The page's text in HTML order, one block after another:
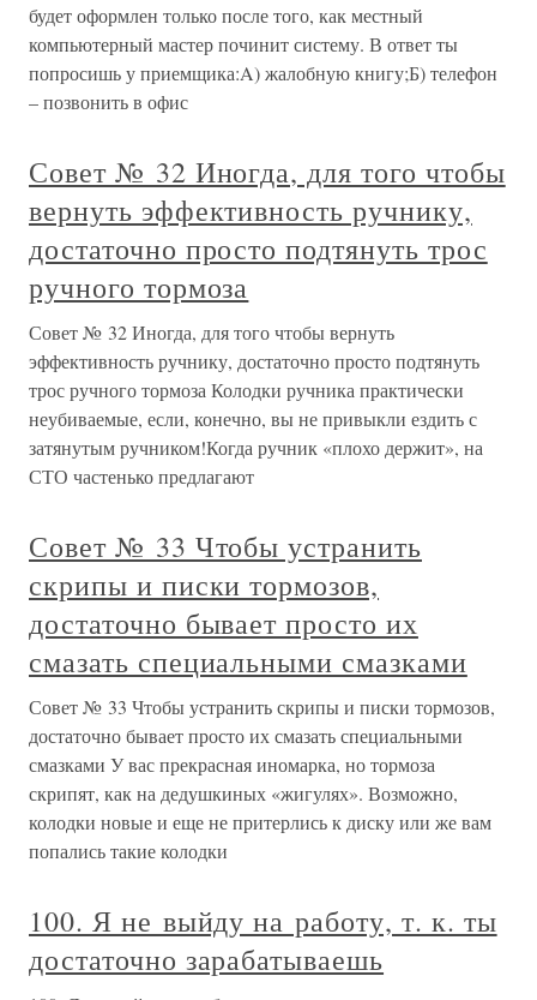
будет оформлен только после того, как местный
компьютерный мастер починит систему. В ответ ты
попросишь у приемщика:A) жалобную книгу;Б) телефон
– позвонить в офис
Совет № 32 Иногда, для того чтобы
вернуть эффективность ручнику,
достаточно просто подтянуть трос
ручного тормоза
Совет № 32 Иногда, для того чтобы вернуть
эффективность ручнику, достаточно просто подтянуть
трос ручного тормоза Колодки ручника практически
неубиваемые, если, конечно, вы не привыкли ездить с
затянутым ручником!Когда ручник «плохо держит», на
СТО частенько предлагают
Совет № 33 Чтобы устранить
скрипы и писки тормозов,
достаточно бывает просто их
смазать специальными смазками
Совет № 33 Чтобы устранить скрипы и писки тормозов,
достаточно бывает просто их смазать специальными
смазками У вас прекрасная иномарка, но тормоза
скрипят, как на дедушкиных «жигулях». Возможно,
колодки новые и еще не притерлись к диску или же вам
попались такие колодки
100. Я не выйду на работу, т. к. ты
достаточно зарабатываешь